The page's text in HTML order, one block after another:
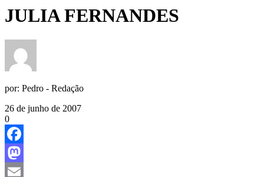
JULIA FERNANDES
por: Pedro - Redação
26 de junho de 2007
0
Facebook
Mastodon